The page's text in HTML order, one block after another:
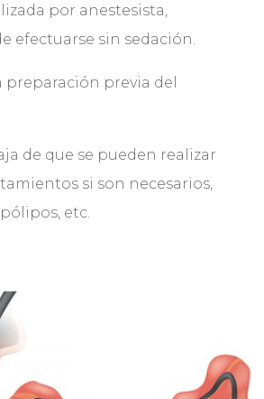
por anestesista,
efectuarse sin sedación.
preparación previa del
de que se pueden realizar
si son necesarios,
etc.